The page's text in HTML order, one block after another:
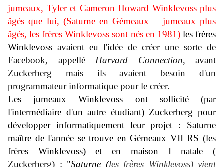
jumeaux, Tyler et Cameron Howard Winklevoss plus
âgés que lui, (Saturne en Gémeaux = jumeaux plus
âgés, les frères Winklevoss sont nés en 1981)les frères
Winklevoss avaient eu l'idée de créer une sorte de
Facebook, appellé Harvard Connection, avant
Zuckerberg mais ils avaient besoin d'un
programmateur informatique pour le créer.
Les jumeaux Winklevoss ont sollicité (par
l'intermédiaire d'un autre étudiant) Zuckerberg pour
développer informatiquement leur projet : Saturne
maître de l'année se trouve en Gémeaux VII RS (les
frères Winklevoss) et en maison I natale (
Zuckerberg) : "Saturne (les frères Winklevoss)vient